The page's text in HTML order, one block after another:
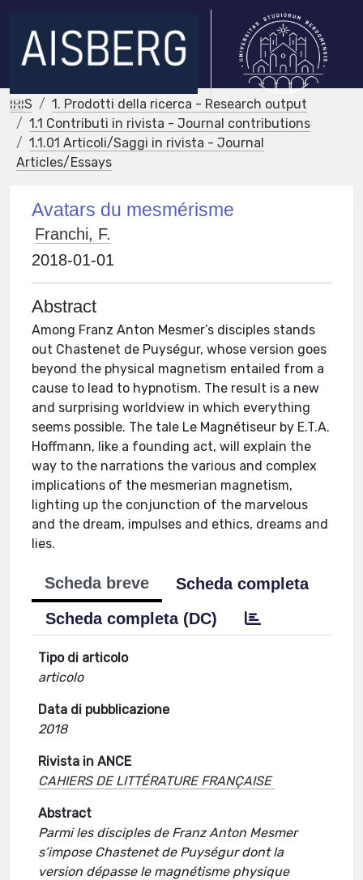
IRIS
1. Prodotti della ricerca - Research output
1.1 Contributi in rivista - Journal contributions
1.1.01 Articoli/Saggi in rivista - Journal
Articles/Essays
Avatars du mesmérisme
Franchi, F.
2018-01-01
Abstract
Among Franz Anton Mesmer’s disciples stands
out Chastenet de Puységur, whose version goes
beyond the physical magnetism entailed from a
cause to lead to hypnotism. The result is a new
and surprising worldview in which everything
seems possible. The tale Le Magnétiseur by E.T.A.
Hoffmann, like a founding act, will explain the
way to the narrations the various and complex
implications of the mesmerian magnetism,
lighting up the conjunction of the marvelous
and the dream, impulses and ethics, dreams and
lies.
Scheda breve
Scheda completa
Scheda completa (DC)
Tipo di articolo
articolo
Data di pubblicazione
2018
Rivista in ANCE
CAHIERS DE LITTÉRATURE FRANÇAISE
Abstract
Parmi les disciples de Franz Anton Mesmer
s’impose Chastenet de Puységur dont la
version dépasse le magnétisme physique